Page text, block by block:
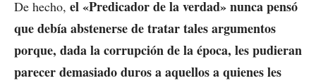
De hecho, el «Predicador de la verdad» nunca pensó
que debía abstenerse de tratar tales argumentos
porque, dada la corrupción de la época, les pudieran
parecer demasiado duros a aquellos a quienes les